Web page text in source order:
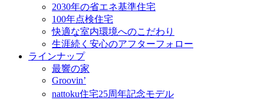
2030年の省エネ基準住宅
100年点検住宅
快適な室内環境へのこだわり
生涯続く安心のアフターフォロー
ラインナップ
最響の家
Groovin’
nattoku住宅25周年記念モデル